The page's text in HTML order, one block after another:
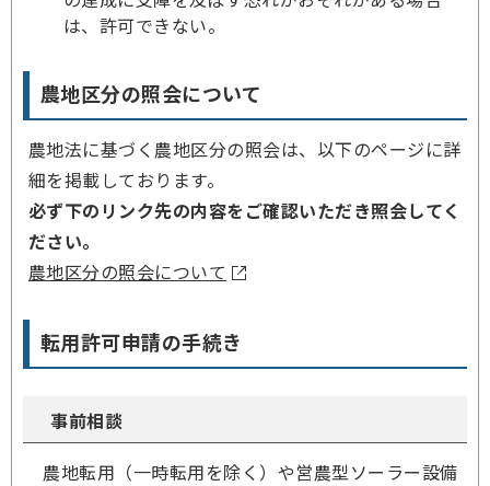
は、許可できない。
農地区分の照会について
農地法に基づく農地区分の照会は、以下のページに詳
細を掲載しております。
必ず下のリンク先の内容をご確認いただき照会してく
ださい。
農地区分の照会について
転用許可申請の手続き
事前相談
農地転用（一時転用を除く）や営農型ソーラー設備